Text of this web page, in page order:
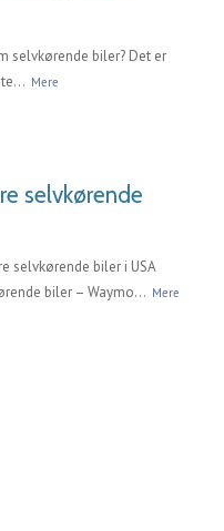
selvkørende biler? Det er
Mere
selvkørende
selvkørende biler i USA
biler – Waymo... Mere